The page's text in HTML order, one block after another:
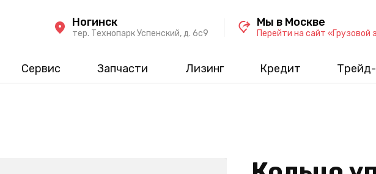
Сервис Запчасти Лизинг Кредит
тер. Технопарк Успенский, д. 6c9
Ногинск
Перейти на сайт «Грузовой
Мы в Москве